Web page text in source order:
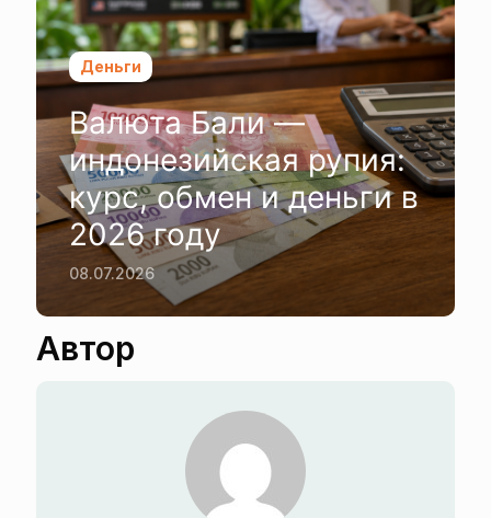
Деньги
Валюта Бали —
индонезийская рупия:
курс, обмен и деньги в
2026 году
08.07.2026
Автор